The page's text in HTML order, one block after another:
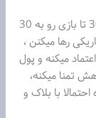
روش کار این افراد به این شکل هست که مثلا 30 تا بازی رو به 30
رها میکنن ،
میکنه و پول
تمنا میکنه،
با بلاک و